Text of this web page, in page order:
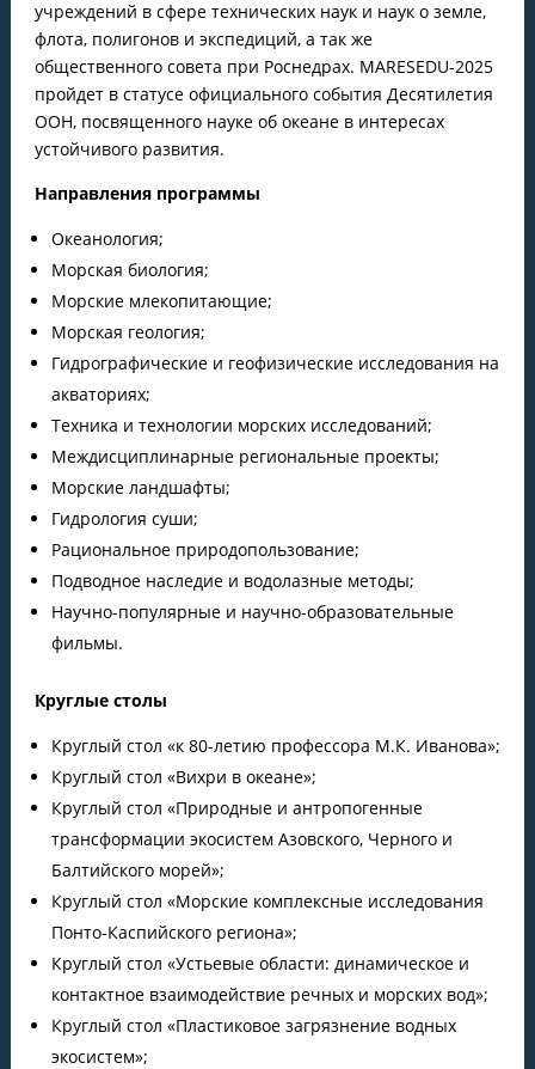
учреждений в сфере технических наук и наук о земле,
флота, полигонов и экспедиций, а так же
общественного совета при Роснедрах. MARESEDU-2025
пройдет в статусе официального события Десятилетия
ООН, посвященного науке об океане в интересах
устойчивого развития.
Направления программы
Океанология;
Морская биология;
Морские млекопитающие;
Морская геология;
Гидрографические и геофизические исследования на
акваториях;
Техника и технологии морских исследований;
Междисциплинарные региональные проекты;
Морские ландшафты;
Гидрология суши;
Рациональное природопользование;
Подводное наследие и водолазные методы;
Научно-популярные и научно-образовательные
фильмы.
Круглые столы
Круглый стол «к 80-летию профессора М.К. Иванова»;
Круглый стол «Вихри в океане»;
Круглый стол «Природные и антропогенные
трансформации экосистем Азовского, Черного и
Балтийского морей»;
Круглый стол «Морские комплексные исследования
Понто-Каспийского региона»;
Круглый стол «Устьевые области: динамическое и
контактное взаимодействие речных и морских вод»;
Круглый стол «Пластиковое загрязнение водных
экосистем»;